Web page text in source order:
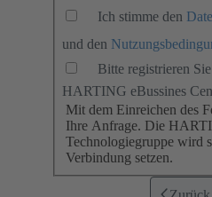
Ich stimme den
und den
Bitte registrieren
HARTING eBussines
Mit dem Einreichen des
Ihre Anfrage. Die
Technologiegruppe wird
Verbindung setzen.